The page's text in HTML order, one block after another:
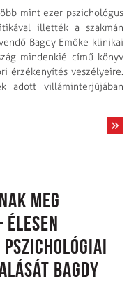
mint ezer pszichológus
illették a szakmán
Bagdy Emőke klinikai
mindenkié című könyv
érzékenyítés veszélyeire.
adott villáminterjújában
meg
élesen
Bagdy